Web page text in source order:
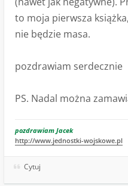
to moja pierwsza
nie będzie masa.
pozdrawiam serdecznie
PS. Nadal można
pozdrawiam Jacek
http://www.jednostki-wojskowe.pl
Cytuj